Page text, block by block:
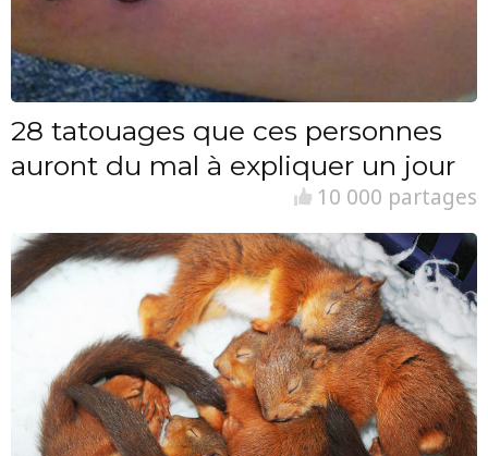
28 tatouages que ces personnes
auront du mal à expliquer un jour
10 000 partages